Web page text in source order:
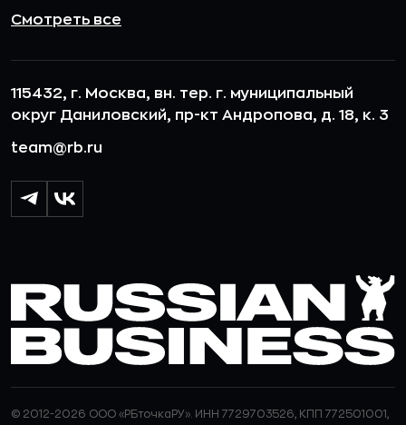
Смотреть все
115432, г. Москва, вн. тер. г. муниципальный
округ Даниловский, пр-кт Андропова, д. 18, к. 3
team@rb.ru
© 2012-2026 ООО «РБточкаРУ». ИНН 7729703526, КПП 772501001,